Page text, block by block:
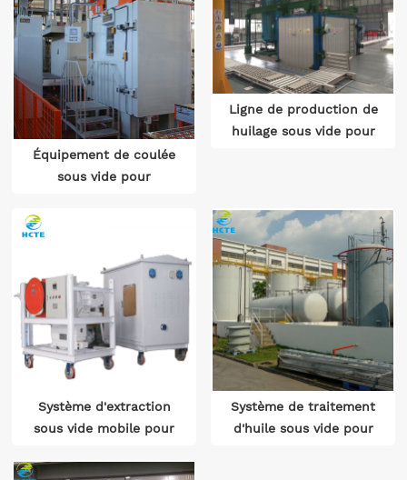
Équipement de coulée
sous vide pour
Ligne de production de
huilage sous vide pour
Système d'extraction
sous vide mobile pour
Système de traitement
d'huile sous vide pour